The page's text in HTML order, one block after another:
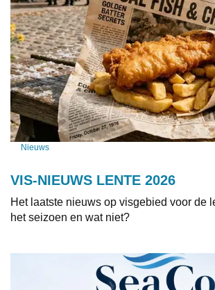
Nieuws
VIS-NIEUWS LENTE 2026
Het laatste nieuws op visgebied voor de
het seizoen en wat niet?